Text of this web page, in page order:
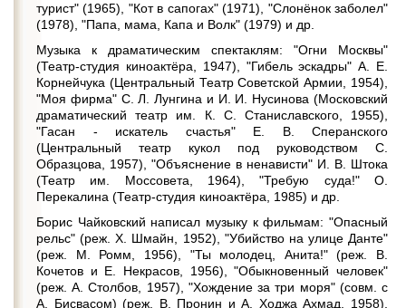
турист" (1965), "Кот в сапогах" (1971), "Слонёнок заболел"
(1978), "Папа, мама, Капа и Волк" (1979) и др.
Музыка к драматическим спектаклям: "Огни Москвы"
(Театр-студия киноактёра, 1947), "Гибель эскадры" А. Е.
Корнейчука (Центральный Театр Советской Армии, 1954),
"Моя фирма" С. Л. Лунгина и И. И. Нусинова (Московский
драматический театр им. К. С. Станиславского, 1955),
"Гасан - искатель счастья" Е. В. Сперанского
(Центральный театр кукол под руководством С.
Образцова, 1957), "Объяснение в ненависти" И. В. Штока
(Театр им. Моссовета, 1964), "Требую суда!" О.
Перекалина (Театр-студия киноактёра, 1985) и др.
Борис Чайковский написал музыку к фильмам: "Опасный
рельс" (реж. Х. Шмайн, 1952), "Убийство на улице Данте"
(реж. М. Ромм, 1956), "Ты молодец, Анита!" (реж. В.
Кочетов и Е. Некрасов, 1956), "Обыкновенный человек"
(реж. А. Столбов, 1957), "Хождение за три моря" (совм. с
А. Бисвасом) (реж. В. Пронин и А. Ходжа Ахмад, 1958),